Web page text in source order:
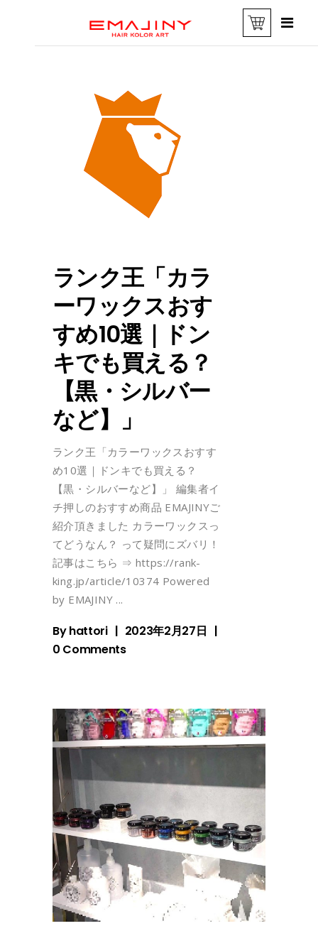
ランク王「カラ
ーワックスおす
すめ10選｜ドン
キでも買える？
【黒・シルバー
など】」
ランク王「カラーワックスおすす
め10選｜ドンキでも買える？
【黒・シルバーなど】」 編集者イ
チ押しのおすすめ商品 EMAJINYご
紹介頂きました カラーワックスっ
てどうなん？ って疑問にズバリ！
記事はこちら ⇒ https://rank-
king.jp/article/10374 Powered
by EMAJINY
Byhattori
2023年2月27日
0 Comments